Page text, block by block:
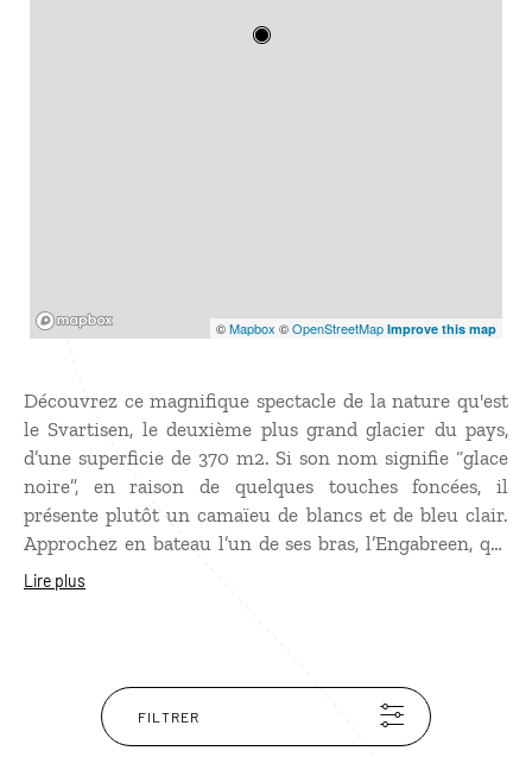
©Mapbox ©OpenStreetMap Improve this map
Découvrez ce magnifique spectacle de la nature qu'est
le Svartisen, le deuxième plus grand glacier du pays,
d’une superficie de 370 m2. Si son nom signifie “glace
noire”, en raison de quelques touches foncées, il
présente plutôt un camaïeu de blancs et de bleu clair.
Approchez en bateau l’un de ses bras, l’Engabreen, qui
se déverse dans le Hollansfjord. Cela en fait le seul
yeux pour observer les aigles marins qui en ont fait
leur royaume. Autre façon de l’approcher : le télésiège
de Glomfjord. Tout en contemplant un panorama
Lire plus
FILTRER